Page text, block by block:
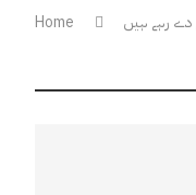
Home دے رہے ہیں